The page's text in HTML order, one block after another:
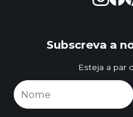
Subscreva a
Esteja a par